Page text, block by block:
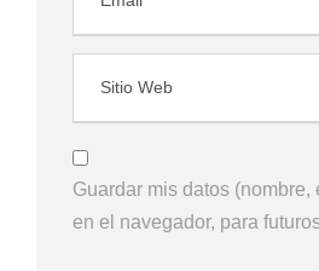
Guardar mis datos
en el navegador, para